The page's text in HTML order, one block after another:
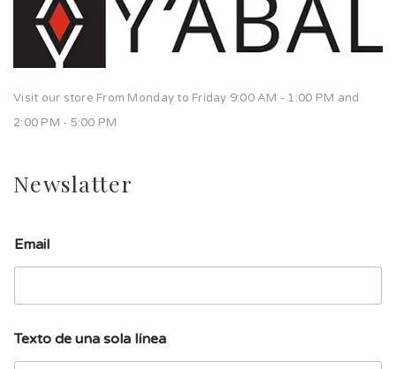
Visit our store From Monday to Friday 9:00 AM - 1:00 PM and
2:00 PM - 5:00 PM
Newslatter
Email
e
x
Texto de una sola línea